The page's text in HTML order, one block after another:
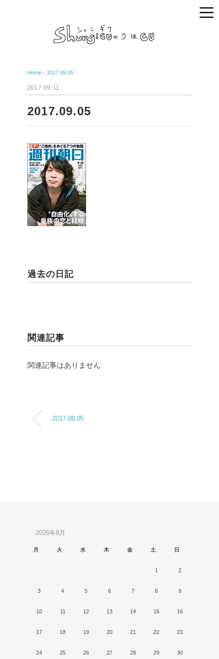
Home › 2017.09.05
2017-09-11
2017.09.05
過去の日記
関連記事
関連記事はありません
2017.09.05
2026年8月
月 火 水 木 金 土 日
1 2
3 4 5 6 7 8 9
10 11 12 13 14 15 16
17 18 19 20 21 22 23
24 25 26 27 28 29 30